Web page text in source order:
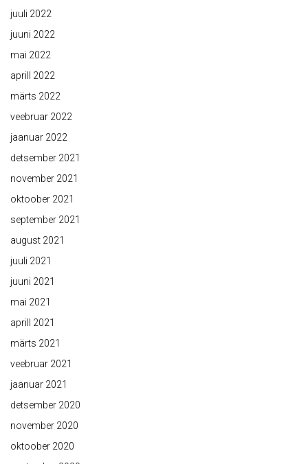
juuli 2022
juuni 2022
mai 2022
aprill 2022
märts 2022
veebruar 2022
jaanuar 2022
detsember 2021
november 2021
oktoober 2021
september 2021
august 2021
juuli 2021
juuni 2021
mai 2021
aprill 2021
märts 2021
veebruar 2021
jaanuar 2021
detsember 2020
november 2020
oktoober 2020